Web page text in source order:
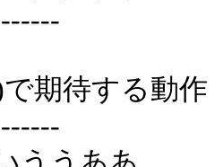
で期待する動作